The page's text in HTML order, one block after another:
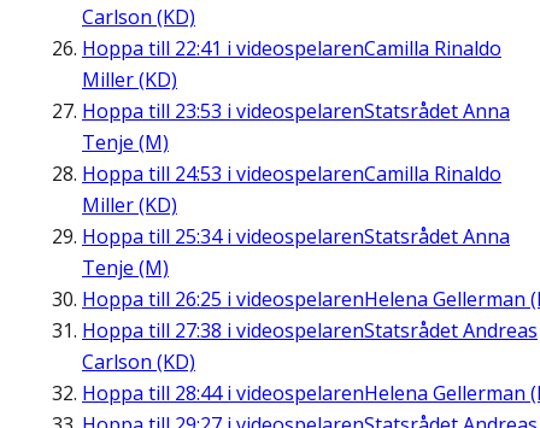
Carlson (KD)
Hoppa till 22:41 i videospelarenCamilla Rinaldo
Miller (KD)
Hoppa till 23:53 i videospelarenStatsrådet Anna
Tenje (M)
Hoppa till 24:53 i videospelarenCamilla Rinaldo
Miller (KD)
Hoppa till 25:34i videospelarenStatsrådet Anna
Tenje (M)
Hoppa till 26:25 i videospelarenHelena Gellerman
Hoppa till 27:38 i videospelarenStatsrådet Andreas
Carlson (KD)
Hoppa till 28:44i videospelarenHelena Gellerman